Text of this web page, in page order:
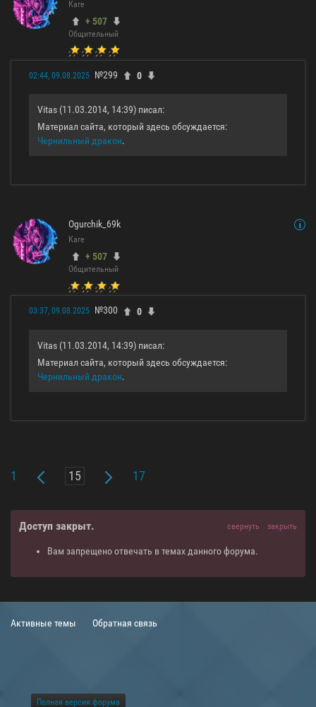
Каге
+ 507
Общительный
02:44, 09.08.2025 №299 0
Vitas (11.03.2014, 14:39) писал:
Материал сайта, который здесь обсуждается:
Чернильный дракон.
Ogurchik_69k
Каге
+ 507
Общительный
03:37, 09.08.2025 №300 0
Vitas (11.03.2014, 14:39) писал:
Материал сайта, который здесь обсуждается:
Чернильный дракон.
1 17
Доступ закрыт. свернуть закрыть
Вам запрещено отвечать в темах данного форума.
Активные темы Обратная связь
Полная версия форума